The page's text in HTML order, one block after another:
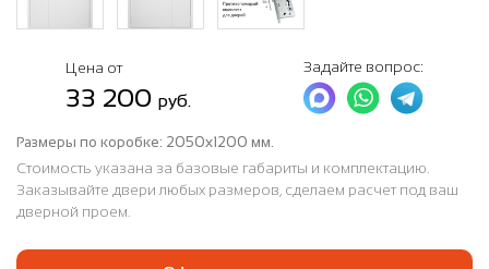
Цена от
33 200руб.
Задайте вопрос:
Размеры по коробке: 2050х1200 мм.
Стоимость указана за базовые габариты и комплектацию.
Заказывайте двери любых размеров, сделаем расчет под ваш
дверной проем.